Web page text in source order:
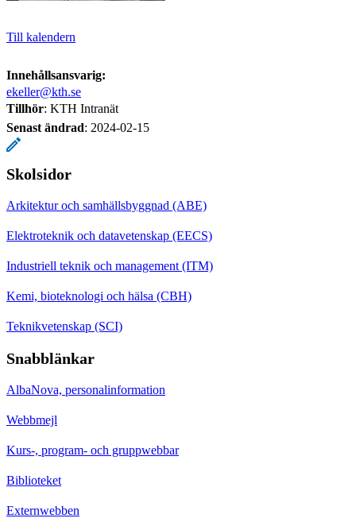
Till kalendern
Innehållsansvarig:
ekeller@kth.se
Tillhör: KTH Intranät
Senast ändrad: 2024-02-15
Skolsidor
Arkitektur och samhällsbyggnad (ABE)
Elektroteknik och datavetenskap (EECS)
Industriell teknik och management (ITM)
Kemi, bioteknologi och hälsa (CBH)
Teknikvetenskap (SCI)
Snabblänkar
AlbaNova, personalinformation
Webbmejl
Kurs-, program- och gruppwebbar
Biblioteket
Externwebben